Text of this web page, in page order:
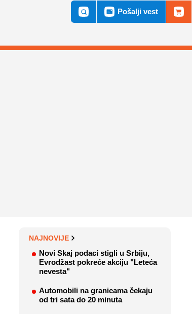
Pošalji vest
NAJNOVIJE
Novi Skaj podaci stigli u Srbiju,
Evrodžast pokreće akciju "Leteća
nevesta"
Automobili na granicama čekaju
od tri sata do 20 minuta